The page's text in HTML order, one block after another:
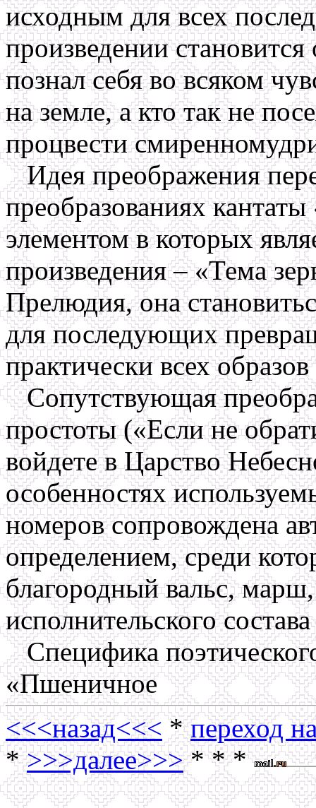
исходным для всех
произведении
познал себя во всяком
на земле, а кто так не
процвести
Идея преображения
преобразованиях
элементом в которых
произведения – «Тема
Прелюдия, она
для последующих
практически всех
Сопутствующая
простоты («Если не
войдете в Царство
особенностях
номеров сопровождена
определением, среди
благородный вальс,
исполнительского
Специфика
«Пшеничное
<<<назад<<< *переход
*>>>далее>>>* * *